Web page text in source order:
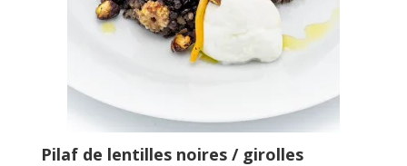
Pilaf de lentilles noires / girolles